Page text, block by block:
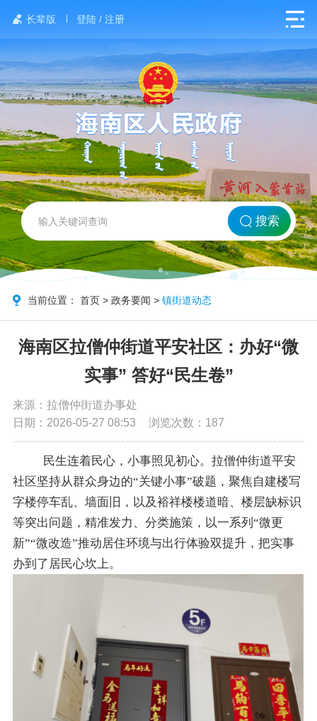
长辈版 登陆 / 注册
网站首页
北方海南
政务要闻
党务公开
政务公开
政务服务
互动交流
数据发布
搜索
当前位置：首页 >政务要闻 >镇街道动态
海南区拉僧仲街道平安社区：办好“微
实事” 答好“民生卷”
来源：拉僧仲街道办事处
日期：2026-05-27 08:53
浏览次数： 187
民生连着民心，小事照见初心。拉僧仲街道平安
社区坚持从群众身边的“关键小事”破题，聚焦自建楼写
字楼停车乱、墙面旧，以及裕祥楼楼道暗、楼层缺标识
等突出问题，精准发力、分类施策，以一系列“微更
新”“微改造”推动居住环境与出行体验双提升，把实事
办到了居民心坎上。